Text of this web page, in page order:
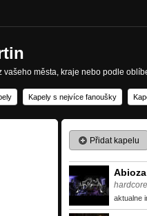
vašeho města, kraje nebo podle
Kapely s nejvíce fanoušky
Přidat kapelu
Abioza
aktualne